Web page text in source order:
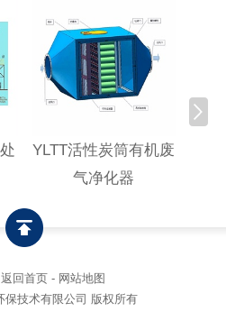
YLTT活性炭筒有机废
气净化器
返回首页 - 网站地图
保技术有限公司 版权所有